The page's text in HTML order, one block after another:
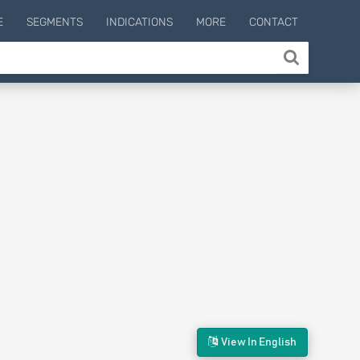
SEGMENTS INDICATIONS MORE CONTACT
View In English